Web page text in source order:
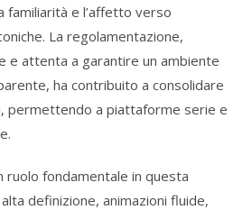
familiarità e l’affetto verso
La regolamentazione,
e attenta a garantire un ambiente
ha contribuito a consolidare
permettendo a piattaforme serie e
ruolo fondamentale in questa
definizione, animazioni fluide,